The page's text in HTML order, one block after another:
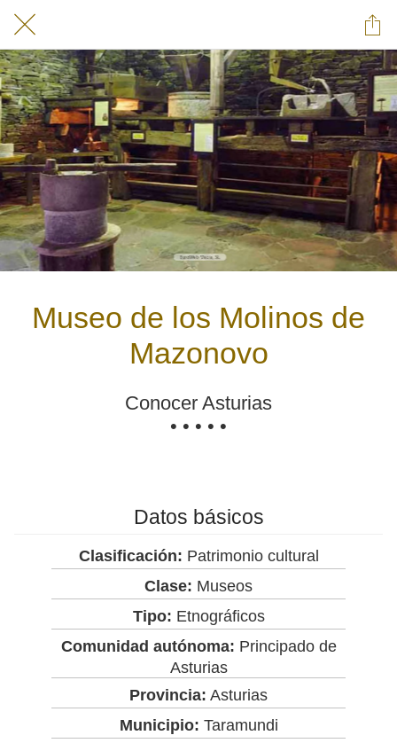
Museo de los Molinos de
Mazonovo
Conocer Asturias
• • • • •
Datos básicos
Clasificación: Patrimonio cultural
Clase: Museos
Tipo: Etnográficos
Comunidad autónoma: Principado de
Asturias
Provincia: Asturias
Municipio: Taramundi